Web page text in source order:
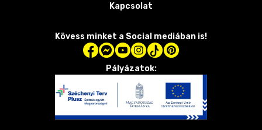
Kapcsolat
Kövess minket a Social mediában is!
Pályázatok: